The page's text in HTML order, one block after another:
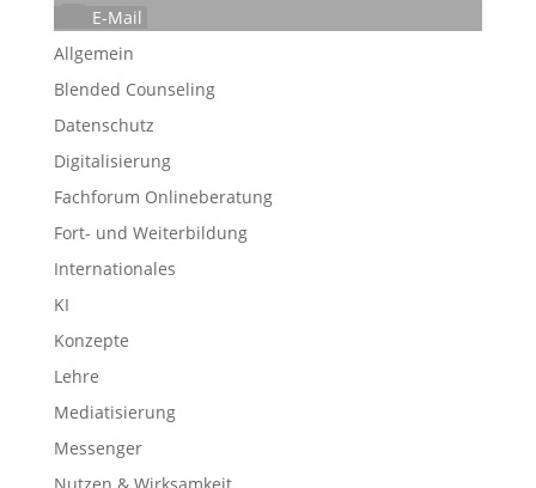
E-Mail
Allgemein
Blended Counseling
Datenschutz
Digitalisierung
Fachforum Onlineberatung
Fort- und Weiterbildung
Internationales
KI
Konzepte
Lehre
Mediatisierung
Messenger